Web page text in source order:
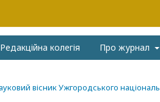
Редакційна колегія Про журнал
вісник Ужгородського